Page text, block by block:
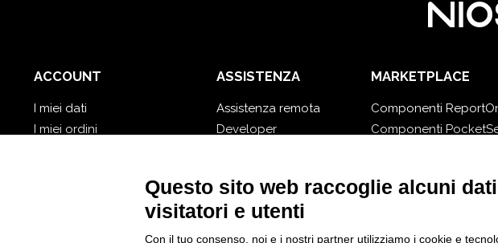
ACCOUNT
I miei dati
I miei ordini
ASSISTENZA
Assistenza remota
Developer
MARKETPLACE
Componenti
Componenti
Componenti
Questo sito web raccoglie alcuni
visitatori e utenti
Con il tuo consenso, noi e i nostri partner utilizziamo i cookie e